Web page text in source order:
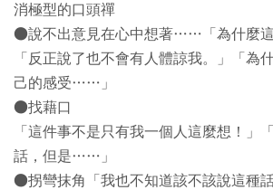
消極型的口頭禪
●說不出意見在心中想著……「為什麼這
「反正說了也不會有人體諒我。」「為
己的感受……」
●找藉口
「這件事不是只有我一個人這麼想！」
話，但是……」
●拐彎抹角「我也不知道該不該說這種